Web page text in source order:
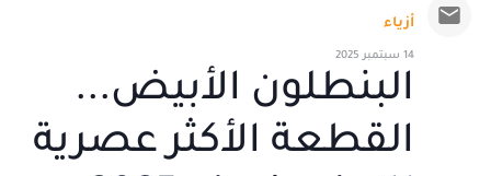
أزياء
14 سبتمبر 2025
البنطلون الأبيض...
القطعة الأكثر عصرية